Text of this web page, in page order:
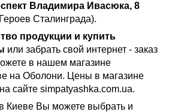
Владимира Ивасюка, 8
Сталинграда).
продукции и купить
или забрать свой интернет - заказ
в нашем магазине
на Оболони. Цены в магазине
сайте simpatyashka.com.ua.
Киеве Вы можете выбрать и